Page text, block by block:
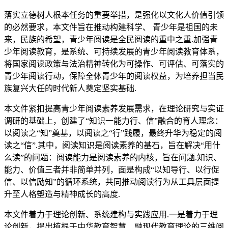
落实立德树人根本任务的重要举措，是强化以文化人价值引领
的必然要求，本文件旨在推动构建科学、 青少年是祖国的未
来，民族的希望，青少年阅读是全民阅读的重中之重.加强青
少年阅读教育，是系统、可持续发展的青少年阅读教育体系，
将国家阅读政策与法治精神转化为可操作、可评估、可落实的
青少年阅读行动，保障全体青少年的阅读权益，为培养担当民
族复兴大任的时代新人奠定坚实基础.
本文件紧扣提高青少年阅读素养发展需求，在理论研究与实证
调研的基础上，创建了“知识一能力行、信”融合的育人理念：
以阅读之“知”奠基，以阅读之“行”践履，最终升华为稳定的阅
读之“信”.其中，阅读知识是阅读素养的基石，旨在解决“用什
么读”的问题：阅读能力是阅读素养的内核，旨在问题.知识、
能力、价值三者并非简单并列，面是构成“以知导行、以行促
信、以信励知”的循环系统，共同推动阅读行为从工具层面提
升至人格塑造与精神成长的高度.
本文件着力于理论创新、系统建构与实践应用.一是着力于理